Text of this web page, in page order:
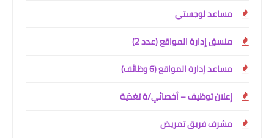
مساعد لوجستي
منسق إدارة المواقع (عدد 2)
مساعد إدارة المواقع (6 وظائف)
إعلان توظيف – أخصائي/ة تغذية
مشرف فريق تمريض